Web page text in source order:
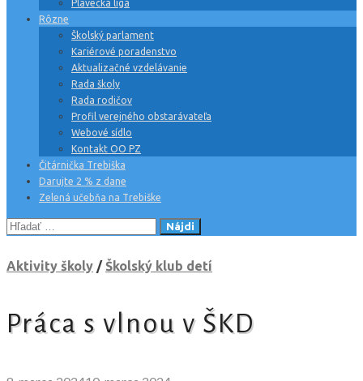
Plavecká liga
Rôzne
Školský parlament
Kariérové poradenstvo
Aktualizačné vzdelávanie
Rada školy
Rada rodičov
Profil verejného obstarávateľa
Webové sídlo
Kontakt OO PZ
Čitárnička Trebiška
Darujte 2 % z dane
Zelená učebňa na Trebiške
Hľadať:
Aktivity školy / Školský klub detí
Práca s vlnou v ŠKD